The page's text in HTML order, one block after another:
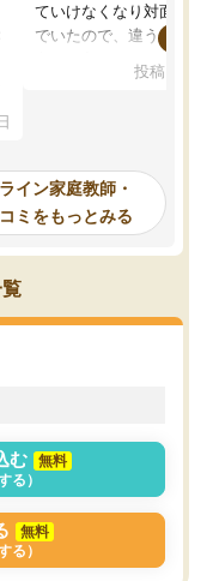
ていけなくなり対面の塾
でいたので、違うアプロ
で、当初は模試でD判定
自習室が毎日使えていつ
るのが心強かったよう
謝です。
投稿日：
イン家庭教師・
ミをもっとみる
む
無料
る）
無料
る）